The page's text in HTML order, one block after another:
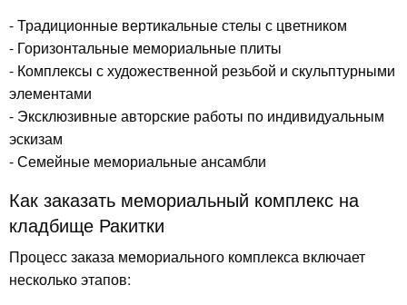
- Традиционные вертикальные стелы с цветником
- Горизонтальные мемориальные плиты
- Комплексы с художественной резьбой и скульптурными
элементами
- Эксклюзивные авторские работы по индивидуальным
эскизам
- Семейные мемориальные ансамбли
Как заказать мемориальный комплекс на
кладбище Ракитки
Процесс заказа мемориального комплекса включает
несколько этапов: